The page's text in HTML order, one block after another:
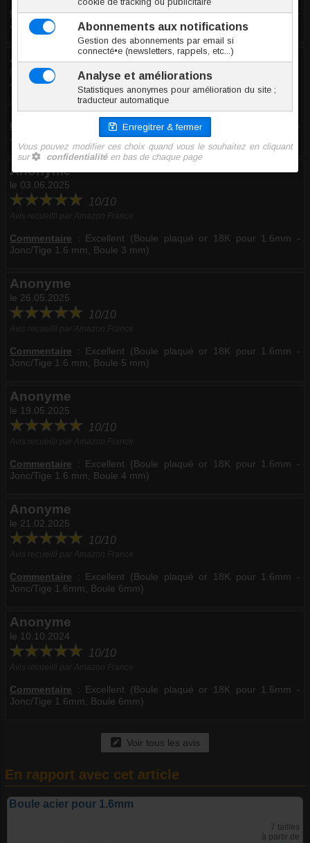
Commentaire:Excellent (Boule plaqué or 18K pour 1.6mm -
Jonc/Tige 1.6 mm, Boule 5 mm)
Anonyme
le 17.11.2025
10/10
Avis recueilli par Amazon France
Commentaire
Excellent (Boule plaqué or 18K pour 1.6mm -
Jonc/Tige 1.6 mm, Boule 6 mm)
Anonyme
le 03.06.2025
10/10
Commentaire : Excellent (Boule plaqué or 18K pour 1.6mm -
Jonc/Tige 1.6 mm, Boule 3 mm)
Anonyme
le 26.05.2025
10/10
Commentaire : Excellent (Boule plaqué or 18K pour 1.6mm -
Jonc/Tige 1.6 mm, Boule 5 mm)
Anonyme
le 19.05.2025
10/10
Commentaire : Excellent (Boule plaqué or 18K pour 1.6mm -
Jonc/Tige 1.6 mm, Boule 4 mm)
Anonyme
le 21.02.2025
10/10
Commentaire : Excellent (Boule plaqué or 18K pour 1.6mm -
Jonc/Tige 1.6mm, Boule 6mm)
Anonyme
le 10.10.2024
10/10
Commentaire : Excellent (Boule plaqué or 18K pour 1.6mm -
Jonc/Tige 1.6mm, Boule 6mm)
Voir tous les avis
En rapport avec cet article
Boule acier pour 1.6mm
7 tailles
à partir de